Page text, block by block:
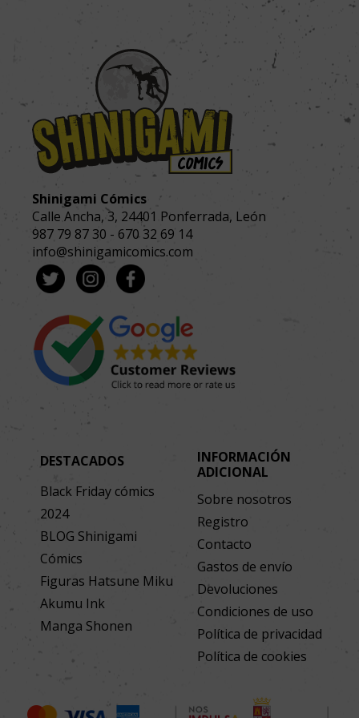
Shinigami Cómics
Calle Ancha, 3, 24401 Ponferrada, León
987 79 87 30 - 670 32 69 14
info@shinigamicomics.com
DESTACADOS
Black Friday cómics
2024
BLOG Shinigami
Cómics
Figuras Hatsune Miku
Akumu Ink
Manga Shonen
INFORMACIÓN
ADICIONAL
Sobre nosotros
Registro
Contacto
Gastos de envío
Devoluciones
Condiciones de uso
Política de privacidad
Política de cookies